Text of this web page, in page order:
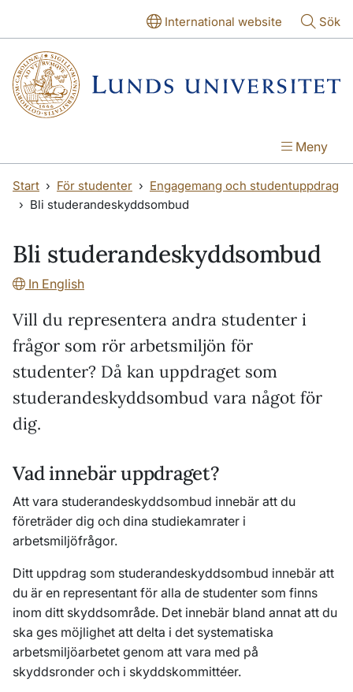
International website Sök
Meny
Start För studenter
Engagemang och studentuppdrag
Bli studerandeskyddsombud
Bli studerandeskyddsombud
In English
Vill du representera andra studenter i
frågor som rör arbetsmiljön för
studenter? Då kan uppdraget som
studerandeskyddsombud vara något för
dig.
Vad innebär uppdraget?
Att vara studerandeskyddsombud innebär att du
företräder dig och dina studiekamrater i
arbetsmiljöfrågor.
Ditt uppdrag som studerandeskyddsombud innebär att
du är en representant för alla de studenter som finns
inom ditt skyddsområde. Det innebär bland annat att du
ska ges möjlighet att delta i det systematiska
arbetsmiljöarbetet genom att vara med på
skyddsronder och i skyddskommittéer.